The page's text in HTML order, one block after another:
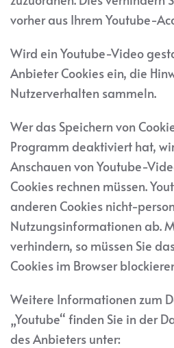
vorher aus Ihrem Youtube-
Wird ein Youtube-Video
Anbieter Cookies ein, die
Nutzerverhalten sammeln.
Wer das Speichern von
Programm deaktiviert hat,
Anschauen von Youtube-
Cookies rechnen müssen.
anderen Cookies nicht-
Nutzungsinformationen ab.
verhindern, so müssen Sie
Cookies im Browser
Weitere Informationen zum
„Youtube“ finden Sie in der
des Anbieters unter: